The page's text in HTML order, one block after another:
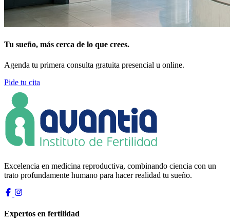
Tu sueño, más cerca de lo que crees.
Agenda tu primera consulta gratuita presencial u online.
Pide tu cita
Excelencia en medicina reproductiva, combinando ciencia con un
trato profundamente humano para hacer realidad tu sueño.
Expertos en fertilidad